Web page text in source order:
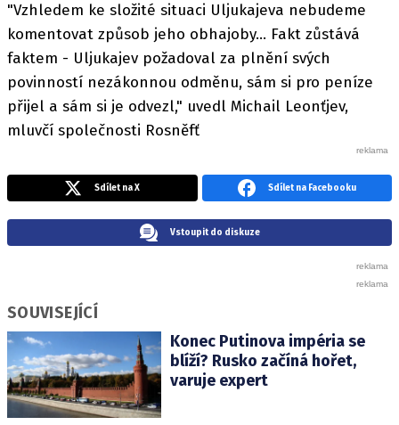
"Vzhledem ke složité situaci Uljukajeva nebudeme
komentovat způsob jeho obhajoby... Fakt zůstává
faktem - Uljukajev požadoval za plnění svých
povinností nezákonnou odměnu, sám si pro peníze
přijel a sám si je odvezl," uvedl Michail Leonťjev,
mluvčí společnosti Rosněfť
Sdílet na X Sdílet na Facebooku
Vstoupit do diskuze
SOUVISEJÍCÍ
Konec Putinova impéria se
blíží? Rusko začíná hořet,
varuje expert